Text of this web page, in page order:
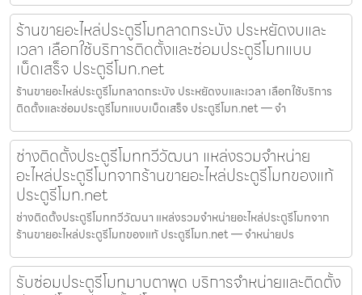
ร้านขายอะไหล่ประตูรีโมทลาดกระบัง ประหยัดงบและ
เวลา เลือกใช้บริการติดตั้งและซ่อมประตูรีโมทแบบ
เบ็ดเสร็จ ประตูรีโมท.net
ร้านขายอะไหล่ประตูรีโมทลาดกระบัง ประหยัดงบและเวลา เลือกใช้บริการ
ติดตั้งและซ่อมประตูรีโมทแบบเบ็ดเสร็จ ประตูรีโมท.net — จำ
ช่างติดตั้งประตูรีโมททวีวัฒนา แหล่งรวมจำหน่าย
อะไหล่ประตูรีโมทจากร้านขายอะไหล่ประตูรีโมทของแท้
ประตูรีโมท.net
ช่างติดตั้งประตูรีโมททวีวัฒนา แหล่งรวมจำหน่ายอะไหล่ประตูรีโมทจาก
ร้านขายอะไหล่ประตูรีโมทของแท้ ประตูรีโมท.net — จำหน่ายปร
รับซ่อมประตูรีโมทมาบตาพุด บริการจำหน่ายและติดตั้ง